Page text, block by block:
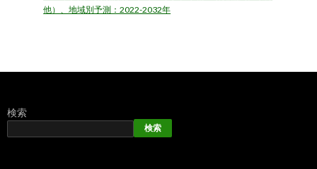
他）、地域別予測：2022-2032年
検索
検索